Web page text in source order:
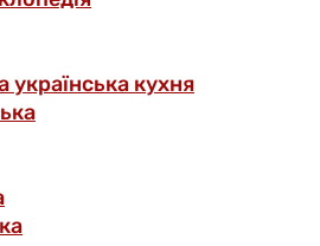
українська кухня